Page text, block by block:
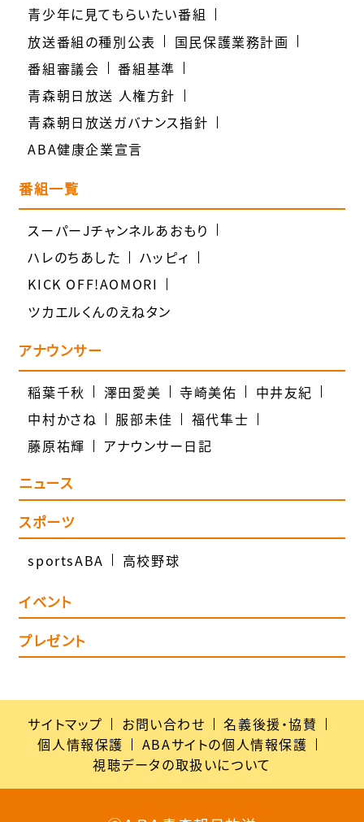
青少年に見てもらいたい番組
放送番組の種別公表
国民保護業務計画
番組審議会
番組基準
青森朝日放送 人権方針
青森朝日放送ガバナンス指針
ABA健康企業宣言
番組一覧
スーパーJチャンネルあおもり
ハレのちあした
ハッピィ
KICK OFF!AOMORI
ツカエルくんのえねタン
アナウンサー
稲葉千秋 澤田愛美 寺崎美佑
中井友紀
中村かさね
服部未佳
福代隼士
藤原祐輝
アナウンサー日記
ニュース
スポーツ
sportsABA 高校野球
イベント
プレゼント
サイトマップ お問い合わせ
名義後援・協賛
個人情報保護
ABAサイトの個人情報保護
視聴データの取扱いについて